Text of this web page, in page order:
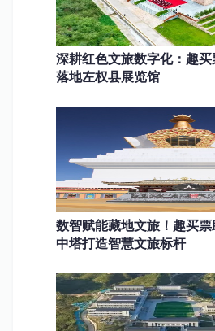
深耕红色文旅数字化：趣
落地左权县展览馆
数智赋能藏地文旅！趣买
中塔打造智慧文旅标杆